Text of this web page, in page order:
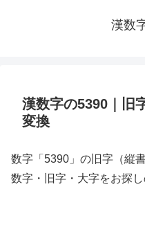
漢数
漢数字の5390｜旧
変換
数字「5390」の旧字（縦
数字・旧字・大字をお探し